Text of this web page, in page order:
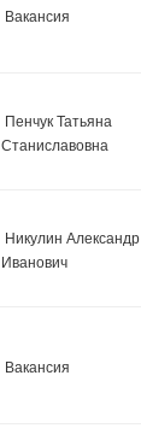
Вакансия
Пенчук Татьяна
Станиславовна
Никулин Александр
Иванович
Вакансия